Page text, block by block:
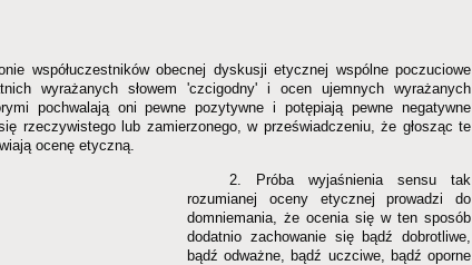
współuczestników obecnej dyskusji etycznej wspólne poczuciowe
wyrażanych słowem 'czcigodny' i ocen ujemnych wyrażanych
pochwalają oni pewne pozytywne i potępiają pewne negatywne
rzeczywistego lub zamierzonego, w przeświadczeniu, że głosząc te
ocenę etyczną.
2. Próba wyjaśnienia sensu tak
rozumianej oceny etycznej prowadzi do
domniemania, że ocenia się w ten sposób
dodatnio zachowanie się bądź dobrotliwe,
bądź odważne, bądź uczciwe, bądź oporne